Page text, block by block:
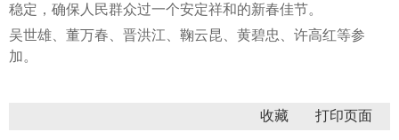
稳定，确保人民群众过一个安定祥和的新春佳节。
吴世雄、董万春、晋洪江、鞠云昆、黄碧忠、许高红等参
加。
收藏